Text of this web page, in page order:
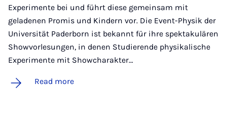
Experimente bei und führt diese gemeinsam mit
geladenen Promis und Kindern vor. Die Event-Physik der
Universität Paderborn ist bekannt für ihre spektakulären
Showvorlesungen, in denen Studierende physikalische
Experimente mit Showcharakter…
Read more